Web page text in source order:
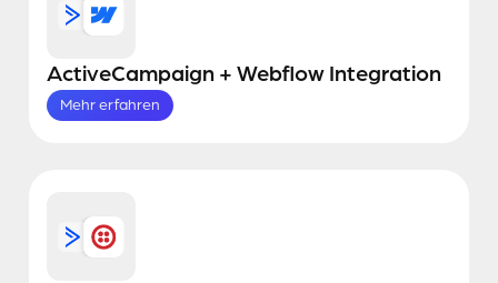
ActiveCampaign + Webflow Integration
Mehr erfahren